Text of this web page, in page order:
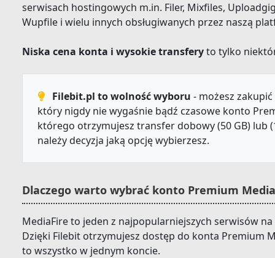
serwisach hostingowych m.in. Filer, Mixfiles,
Wupfile i wielu innych obsługiwanych przez naszą
Niska cena konta i wysokie transferyto tylko
Filebit.pl to wolność wyboru - możesz
który nigdy nie wygaśnie bądź czasowe konto
którego otrzymujesz transfer dobowy (50 GB) lub
należy decyzja jaką opcję wybierzesz.
Dlaczego warto wybrać konto Premium
MediaFire to jeden z najpopularniejszych serwisów
Dzięki Filebit otrzymujesz dostęp do konta Premium
to wszystko w jednym koncie.